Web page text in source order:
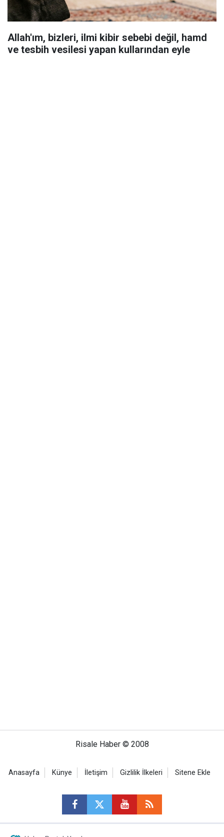
Allah'ım, bizleri, ilmi kibir sebebi değil, hamd
ve tesbih vesilesi yapan kullarından eyle
Risale Haber © 2008
Anasayfa Künye İletişim Gizlilik İlkeleri Sitene Ekle